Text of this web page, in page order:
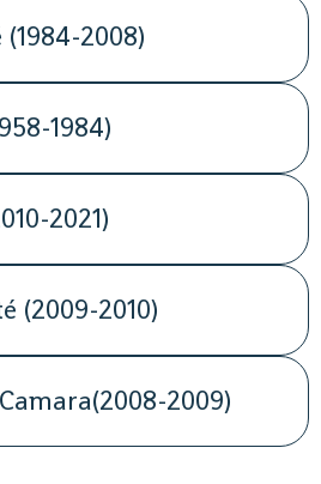
2008)
1984)
2021)
(2009-2010)
2009)